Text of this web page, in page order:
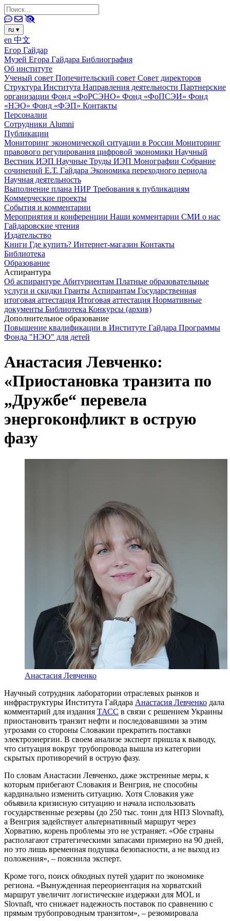
ru ▾
en 中文
Егор Гайдар
Музей Егора Гайдара Библиография
Об институте
Ученый совет Попечительский совет Совет директоров
Структура Института Направления деятельности Партнерские
организации Фонд «ФоРСЭНО» Фонд «ФоПСЭИ» Фонд
«НЭО» Фонд «ФЭП» Контакты
Персоналии
Сотрудники Alumni
Публикации
Мониторинг экономической ситуации в России Мониторинг
правового регулирования цифровой экономики Научный
Вестник ИЭП Научные Труды ИЭП Монографии Собрание
сочинений Е.Т. Гайдара Экономика переходного периода
Научная деятельность
Выполнение плана НИР Требования к публикациям
Коммерческие проекты
События и комментарии
Мероприятия и конференции Наши комментарии СМИ о нас
Гайдаровские чтения
Издательство
Книги Где купить? Интернет-магазин Контакты
Библиотека
Образование
Аспирантура
Об аспирантуре Абитуриентам Платные образовательные
услуги и скидки Гранты Аспирантам Государственная
итоговая аттестация Итоговая аттестация Нормативные
документы Библиотека Конкурсы (архив)
Дополнительное образование
Повышение квалификации в Институте Гайдара Программы
Фонда "НЭО" для детей
Анастасия Левченко:
«Приостановка транзита по
„Дружбе“ перевела
энергоконфликт в острую
фазу
Анастасия Левченко
Научный сотрудник лаборатории отраслевых рынков и
инфраструктуры Института Гайдара Анастасия Левченко дала
комментарий для издания ТАСС в связи с решением Украины
приостановить транзит нефти и последовавшими за этим
угрозами со стороны Словакии прекратить поставки
электроэнергии. В своем анализе эксперт пришла к выводу,
что ситуация вокруг трубопровода вышла из категории
скрытых противоречий в острую фазу.
По словам Анастасии Левченко, даже экстренные меры, к
которым прибегают Словакия и Венгрия, не способны
кардинально изменить ситуацию. Хотя Словакия уже
объявила кризисную ситуацию и начала использовать
государственные резервы (до 250 тыс. тонн для НПЗ Slovnaft),
а Венгрия задействует альтернативный маршрут через
Хорватию, корень проблемы это не устраняет. «Обе страны
располагают стратегическими запасами примерно на 90 дней,
но это лишь временная подушка безопасности, а не выход из
положения», – пояснила эксперт.
Кроме того, поиск обходных путей ударит по экономике
региона. «Вынужденная переориентация на хорватский
маршрут увеличит логистические издержки для MOL и
Slovnaft, что снижает надежность поставок по сравнению с
прямым трубопроводным транзитом», – резюмировала